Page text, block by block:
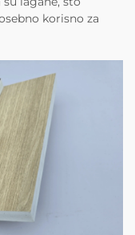
korisno za